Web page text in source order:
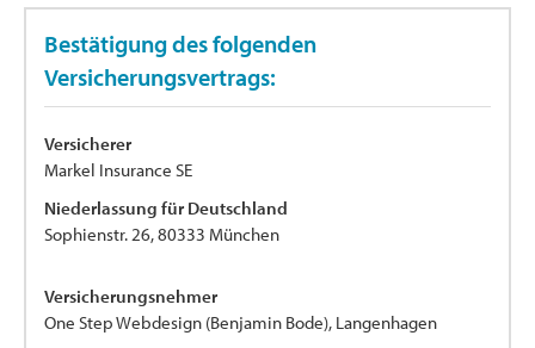
Bestätigung des folgenden
Versicherungsvertrags:
Versicherer
Markel Insurance SE
Niederlassung für Deutschland
Sophienstr. 26, 80333 München
Versicherungsnehmer
One Step Webdesign (Benjamin Bode), Langenhagen